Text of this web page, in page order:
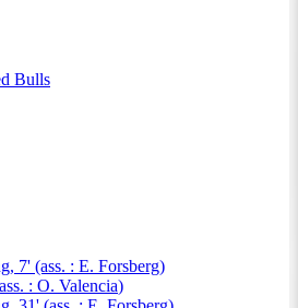
Bulls
, 7' (ass. : E. Forsberg)
: O. Valencia)